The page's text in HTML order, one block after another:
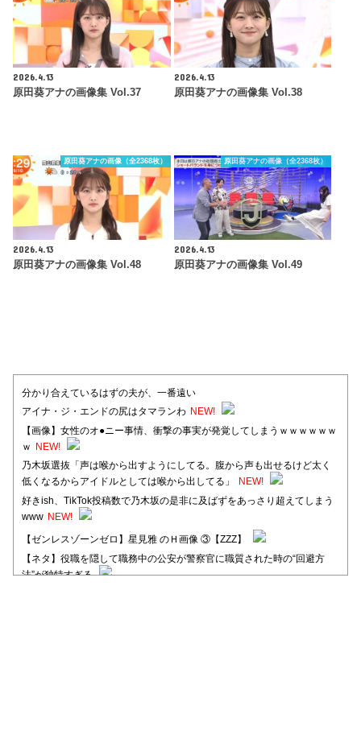
2026.4.13
原田葵アナの画像集 Vol.37
2026.4.13
原田葵アナの画像集 Vol.38
原田葵アナの画像（全2368枚）
2026.4.13
原田葵アナの画像集 Vol.48
原田葵アナの画像（全2368枚）
2026.4.13
原田葵アナの画像集 Vol.49
分かり合えているはずの夫が、一番遠い
アイナ・ジ・エンドの尻はタマランわ NEW!
【画像】女性のオ●ニー事情、衝撃の事実が発覚してしまうｗｗｗｗｗｗ
ｗ NEW!
乃木坂選抜「声は喉から出すようにしてる。腹から声も出せるけど太く
低くなるからアイドルとしては喉から出してる」
NEW!
好きish、TikTok投稿数で乃木坂の是非に及ばずをあっさり超えてしまう
www NEW!
【ゼンレスゾーンゼロ】星見雅 のＨ画像 ③【ZZZ】
【ネタ】役職を隠して職務中の公安が警察官に職質された時の“回避方
法”が独特すぎる